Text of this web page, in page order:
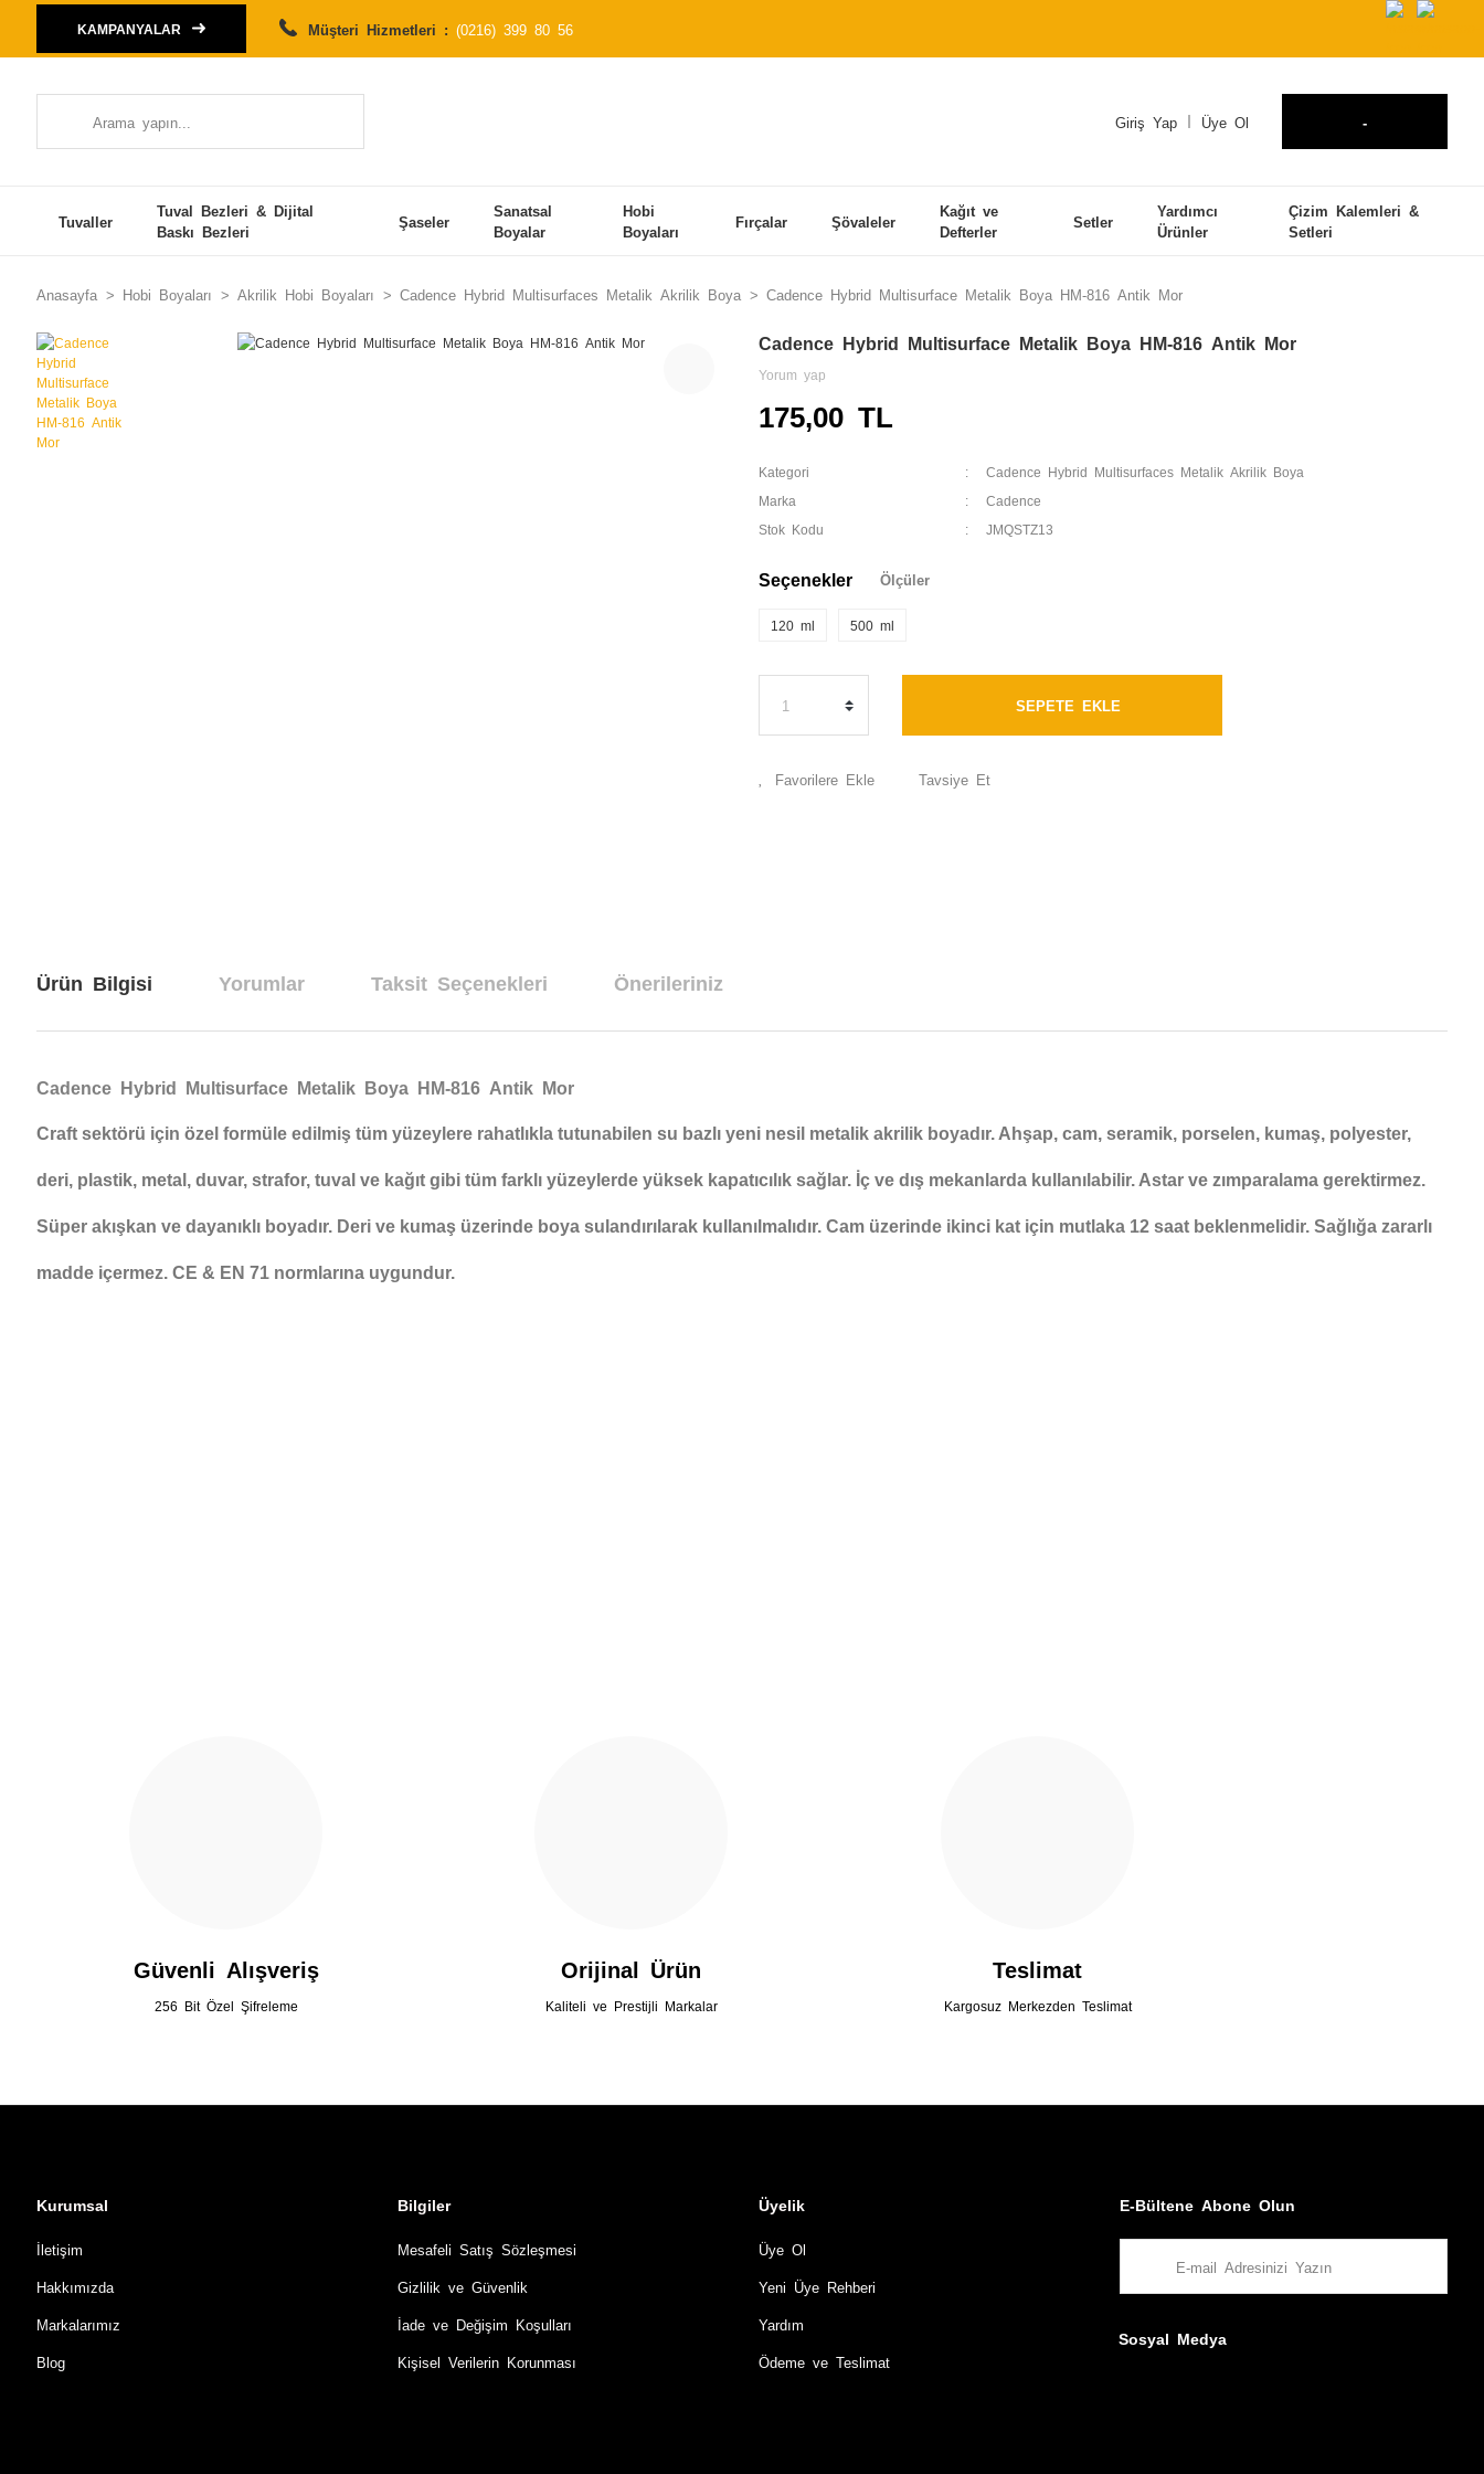
KAMPANYALAR Müşteri Hizmetleri : (0216) 399 80 56
Giriş Yap Üye Ol -
Tuvaller
Tuval Bezleri & Dijital
Baskı Bezleri
Şaseler
Sanatsal
Boyalar
Hobi
Boyaları
Fırçalar Şövaleler
Kağıt ve
Defterler
Setler
Yardımcı
Ürünler
Çizim Kalemleri &
Setleri
Anasayfa Hobi Boyaları Akrilik Hobi Boyaları Cadence Hybrid Multisurfaces Metalik Akrilik Boya Cadence Hybrid Multisurface Metalik Boya HM-816 Antik Mor
Cadence Hybrid Multisurface Metalik Boya HM-816 Antik Mor
Yorum yap
175,00 TL
Kategori Cadence Hybrid Multisurfaces Metalik Akrilik Boya
Marka Cadence
Stok Kodu JMQSTZ13
Seçenekler Ölçüler
120 ml 500 ml
SEPETE EKLE
Tavsiye Et
Ürün Bilgisi Yorumlar Taksit Seçenekleri Önerileriniz
Cadence Hybrid Multisurface Metalik Boya HM-816 Antik Mor
Craft sektörü için özel formüle edilmiş tüm yüzeylere rahatlıkla tutunabilen su bazlı yeni nesil metalik akrilik boyadır. Ahşap, cam, seramik, porselen, kumaş, polyester,
deri, plastik, metal, duvar, strafor, tuval ve kağıt gibi tüm farklı yüzeylerde yüksek kapatıcılık sağlar. İç ve dış mekanlarda kullanılabilir. Astar ve zımparalama gerektirmez.
Süper akışkan ve dayanıklı boyadır. Deri ve kumaş üzerinde boya sulandırılarak kullanılmalıdır. Cam üzerinde ikinci kat için mutlaka 12 saat beklenmelidir. Sağlığa zararlı
madde içermez. CE & EN 71 normlarına uygundur.
Güvenli Alışveriş
256 Bit Özel Şifreleme
Orijinal Ürün
Kaliteli ve Prestijli Markalar
Teslimat
Kargosuz Merkezden Teslimat
Kurumsal
İletişim
Hakkımızda
Markalarımız
Blog
Bilgiler
Mesafeli Satış Sözleşmesi
Gizlilik ve Güvenlik
İade ve Değişim Koşulları
Kişisel Verilerin Korunması
Üyelik
Üye Ol
Yeni Üye Rehberi
Yardım
Ödeme ve Teslimat
E-Bültene Abone Olun
Sosyal Medya